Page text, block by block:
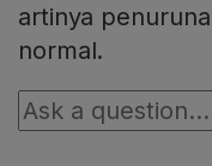
artinya
normal.